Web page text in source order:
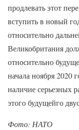
продлевать этот
вступить в новый
относительно
Великобритания
относительно
начала ноября 2020
наличие серьезных
этого будущейго
Фото: НАТО